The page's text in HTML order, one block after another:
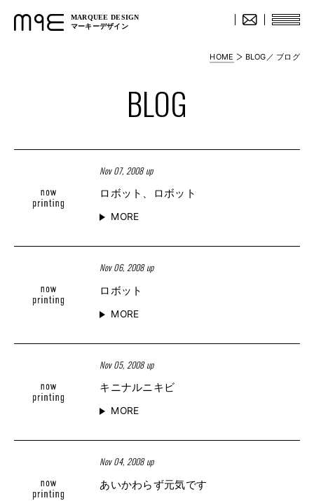
MARQUEE DESIGN
マーキーデザイン
HOME BLOG／ ブログ
BLOG
Nov 07, 2008 up
ロボット、ロボット
MORE
Nov 06, 2008 up
ロボット
MORE
Nov 05, 2008 up
キニナルニキビ
MORE
Nov 04, 2008 up
あいかわらず元気です